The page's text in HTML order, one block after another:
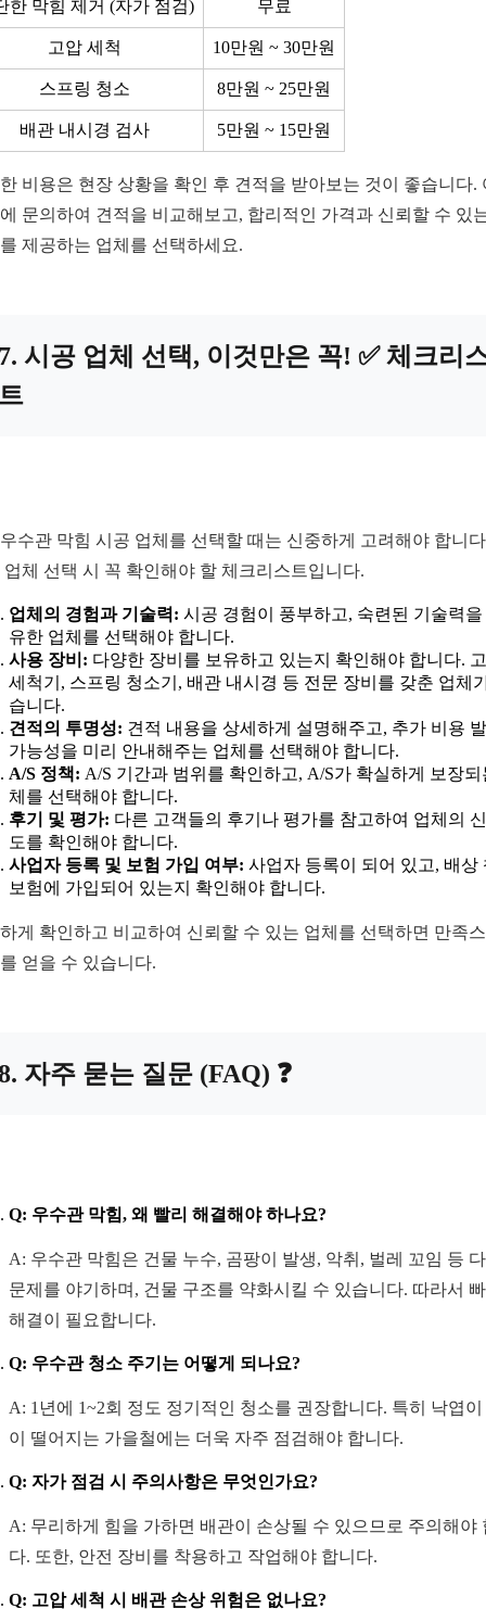
한 막힘 제거 (자가 점검) 무료
고압 세척 10만원 ~ 30만원
스프링 청소 8만원 ~ 25만원
배관 내시경 검사 5만원 ~ 15만원
비용은 현장 상황을 확인 후 견적을 받아보는 것이 좋습니다.
문의하여 견적을 비교해보고, 합리적인 가격과 신뢰할 수 있
제공하는 업체를 선택하세요.
시공 업체 선택, 이것만은 꼭! ✅ 체크리
수관 막힘 시공 업체를 선택할 때는 신중하게 고려해야 합니
업체 선택 시 꼭 확인해야 할 체크리스트입니다.
업체의 경험과 기술력: 시공 경험이 풍부하고, 숙련된 기술력을
유한 업체를 선택해야 합니다.
사용 장비: 다양한 장비를 보유하고 있는지 확인해야 합니다.
세척기, 스프링 청소기, 배관 내시경 등 전문 장비를 갖춘 업체
습니다.
견적의 투명성: 견적 내용을 상세하게 설명해주고, 추가 비용
가능성을 미리 안내해주는 업체를 선택해야 합니다.
A/S 정책: A/S 기간과 범위를 확인하고, A/S가 확실하게 보장되
체를 선택해야 합니다.
후기 및 평가: 다른 고객들의 후기나 평가를 참고하여 업체의
도를 확인해야 합니다.
사업자 등록 및 보험 가입 여부: 사업자 등록이 되어 있고, 배상
보험에 가입되어 있는지 확인해야 합니다.
게 확인하고 비교하여 신뢰할 수 있는 업체를 선택하면 만족
얻을 수 있습니다.
자주 묻는 질문 (FAQ) ❓
Q: 우수관 막힘, 왜 빨리 해결해야 하나요?
A: 우수관 막힘은 건물 누수, 곰팡이 발생, 악취, 벌레 꼬임 등
문제를 야기하며, 건물 구조를 약화시킬 수 있습니다. 따라서
해결이 필요합니다.
Q: 우수관 청소 주기는 어떻게 되나요?
A: 1년에 1~2회 정도 정기적인 청소를 권장합니다. 특히 낙엽이
이 떨어지는 가을철에는 더욱 자주 점검해야 합니다.
Q: 자가 점검 시 주의사항은 무엇인가요?
A: 무리하게 힘을 가하면 배관이 손상될 수 있으므로 주의해야
다. 또한, 안전 장비를 착용하고 작업해야 합니다.
Q: 고압 세척 시 배관 손상 위험은 없나요?